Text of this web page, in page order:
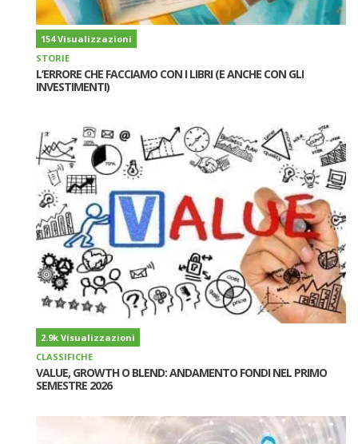
154 Visualizzazioni
STORIE
L’ERRORE CHE FACCIAMO CON I LIBRI (E ANCHE CON GLI
INVESTIMENTI)
2.9k Visualizzazioni
CLASSIFICHE
VALUE, GROWTH O BLEND: ANDAMENTO FONDI NEL PRIMO
SEMESTRE 2026